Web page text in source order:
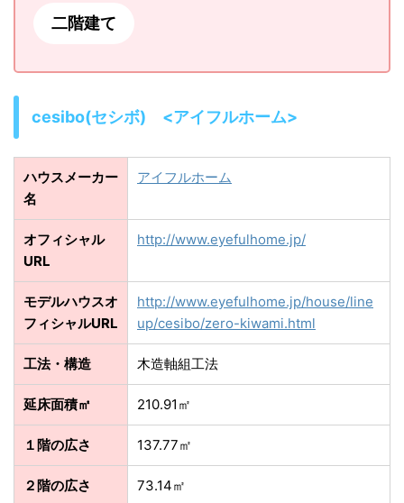
二階建て
cesibo(セシボ) <アイフルホーム>
ハウスメーカー
名
アイフルホーム
オフィシャル
URL
http://www.eyefulhome.jp/
モデルハウスオ
フィシャルURL
http://www.eyefulhome.jp/house/line
up/cesibo/zero-kiwami.html
工法・構造 木造軸組工法
延床面積㎡ 210.91㎡
１階の広さ 137.77㎡
２階の広さ 73.14㎡